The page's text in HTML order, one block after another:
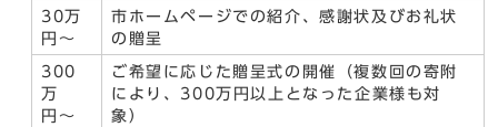
30万
円〜
市ホームページでの紹介、感謝状及びお礼状
の贈呈
300
万
円〜
ご希望に応じた贈呈式の開催（複数回の寄附
により、300万円以上となった企業様も対
象）